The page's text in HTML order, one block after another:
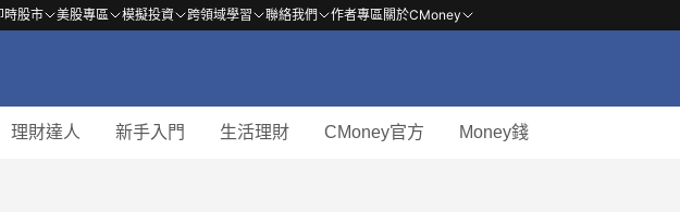
時股市 美股專區 模擬投資 跨領域學習 聯絡我們 作者專區關於CMoney
理財達人 新手入門 生活理財 CMoney官方 Money錢